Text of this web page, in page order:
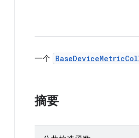
一个
摘要